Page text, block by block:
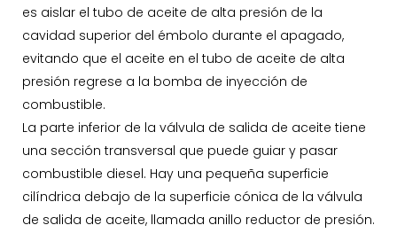
es aislar el tubo de aceite de alta presión de la
cavidad superior del émbolo durante el apagado,
evitando que el aceite en el tubo de aceite de alta
presión regrese a la bomba de inyección de
combustible.
La parte inferior de la válvula de salida de aceite tiene
una sección transversal que puede guiar y pasar
combustible diesel. Hay una pequeña superficie
cilíndrica debajo de la superficie cónica de la válvula
de salida de aceite, llamada anillo reductor de presión.